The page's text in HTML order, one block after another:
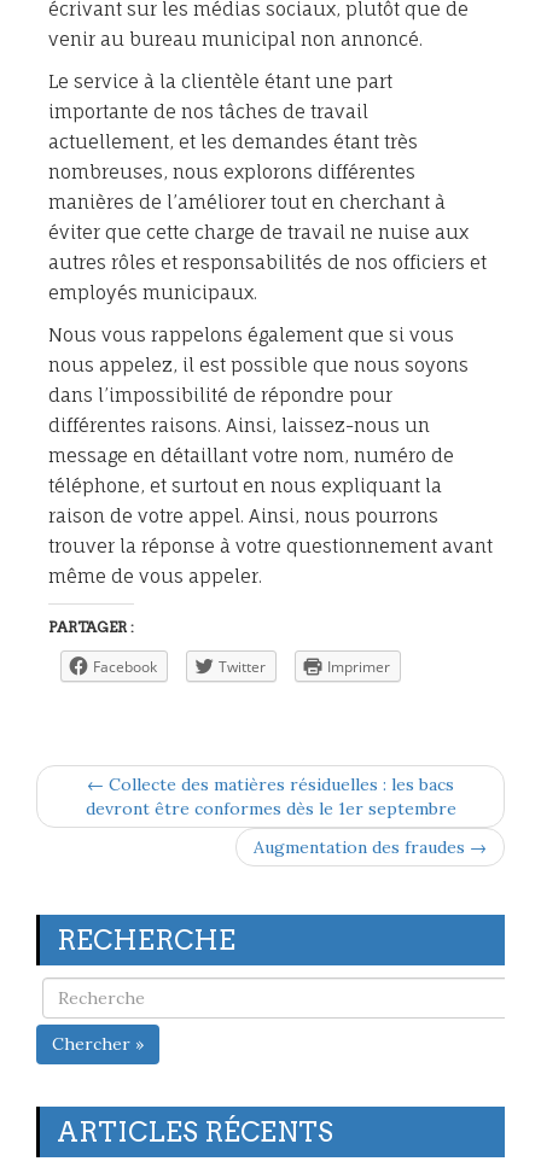
écrivant sur les médias sociaux, plutôt que de
venir au bureau municipal non annoncé.
Le service à la clientèle étant une part
importante de nos tâches de travail
actuellement, et les demandes étant très
nombreuses, nous explorons différentes
manières de l’améliorer tout en cherchant à
éviter que cette charge de travail ne nuise aux
autres rôles et responsabilités de nos officiers et
employés municipaux.
Nous vous rappelons également que si vous
nous appelez, il est possible que nous soyons
dans l’impossibilité de répondre pour
différentes raisons. Ainsi, laissez-nous un
message en détaillant votre nom, numéro de
téléphone, et surtout en nous expliquant la
raison de votre appel. Ainsi, nous pourrons
trouver la réponse à votre questionnement avant
même de vous appeler.
PARTAGER :
Facebook Twitter Imprimer
← Collecte des matières résiduelles : les bacs
devront être conformes dès le 1er septembre
Augmentation des fraudes →
RECHERCHE
Chercher »
ARTICLES RÉCENTS